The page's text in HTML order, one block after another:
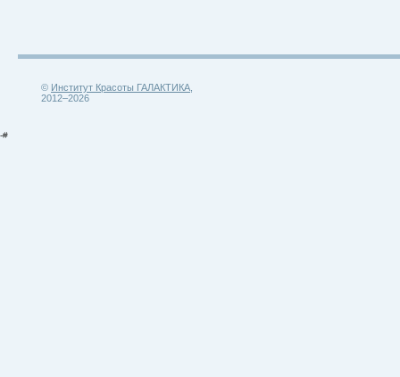
© Институт Красоты ГАЛАКТИКА
2012–2026
-#